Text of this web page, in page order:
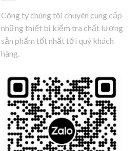
Công ty chúng tôi chuyên cung cấp
những thiết bị kiểm tra chất lượng
sản phẩm tốt nhất tới quý khách
hàng.